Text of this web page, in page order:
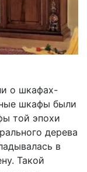
о шкафах-
шкафы были
той эпохи
дерева
в
Такой